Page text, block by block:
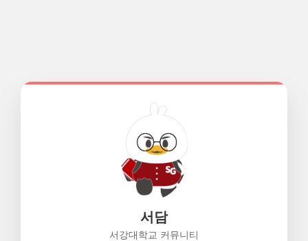
서담
서강대학교 커뮤니티